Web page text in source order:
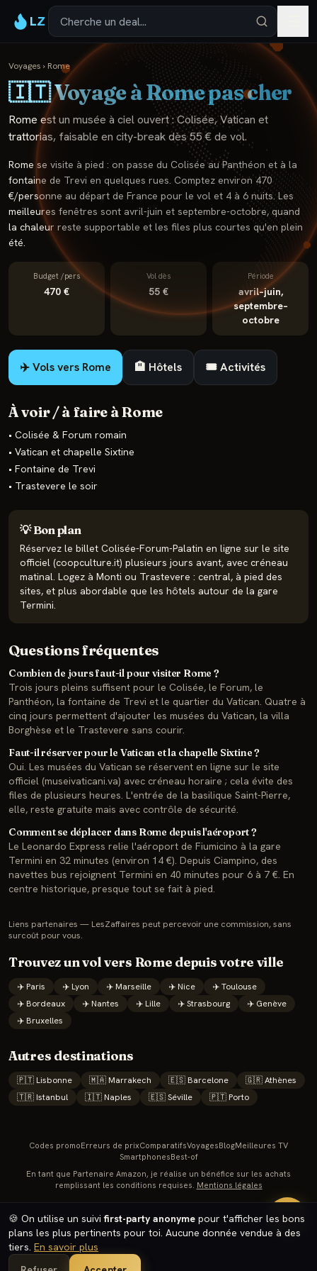
LZ
Voyages › Rome
🇮🇹Voyage àRomepas cher
Rome est un musée à ciel ouvert : Colisée, Vatican et
trattorias, faisable en city-break dès 55 € de vol.
Rome se visite à pied : on passe du Colisée au Panthéon et à la
fontaine de Trevi en quelques rues. Comptez environ 470
€/personne au départ de France pour le vol et 4 à 6 nuits. Les
meilleures fenêtres sont avril-juin et septembre-octobre, quand
la chaleur reste supportable et les files plus courtes qu'en plein
été.
Budget /pers
470 €
Vol dès
55 €
Période
avril–juin,
septembre–
octobre
✈️ Vols vers Rome 🏨 Hôtels 🎟️ Activités
À voir / à faire àRome
• Colisée & Forum romain
• Vatican et chapelle Sixtine
• Fontaine de Trevi
• Trastevere le soir
💡 Bon plan
Réservez le billet Colisée-Forum-Palatin en ligne sur le site
officiel (coopculture.it) plusieurs jours avant, avec créneau
matinal. Logez à Monti ou Trastevere : central, à pied des
sites, et plus abordable que les hôtels autour de la gare
Termini.
Questions fréquentes
Combien de jours faut-il pour visiter Rome ?
Trois jours pleins suffisent pour le Colisée, le Forum, le
Panthéon, la fontaine de Trevi et le quartier du Vatican. Quatre à
cinq jours permettent d'ajouter les musées du Vatican, la villa
Borghèse et le Trastevere sans courir.
Faut-il réserver pour le Vatican et la chapelle Sixtine ?
Oui. Les musées du Vatican se réservent en ligne sur le site
officiel (museivaticani.va) avec créneau horaire ; cela évite des
files de plusieurs heures. L'entrée de la basilique Saint-Pierre,
elle, reste gratuite mais avec contrôle de sécurité.
Comment se déplacer dans Rome depuis l'aéroport ?
Le Leonardo Express relie l'aéroport de Fiumicino à la gare
Termini en 32 minutes (environ 14 €). Depuis Ciampino, des
navettes bus rejoignent Termini en 40 minutes pour 6 à 7 €. En
centre historique, presque tout se fait à pied.
Liens partenaires — LesZaffaires peut percevoir une commission, sans
surcoût pour vous.
Trouvez un vol vers Rome depuis votre ville
✈️ Paris ✈️ Lyon ✈️ Marseille ✈️ Nice ✈️Toulouse
✈️ Bordeaux ✈️ Nantes ✈️ Lille ✈️Strasbourg ✈️ Genève
✈️ Bruxelles
Autres destinations
🇵🇹 Lisbonne 🇲🇦 Marrakech 🇪🇸 Barcelone 🇬🇷Athènes
🇹🇷 Istanbul 🇮🇹 Naples 🇪🇸Séville 🇵🇹 Porto
🔥
🍪 On utilise un suivifirst-party anonyme pour t'afficher les bons
plans les plus pertinents pour toi. Aucune donnée vendue à des
tiers. En savoir plus
Codes promoErreurs de prixComparatifsVoyagesBlogMeilleures TV
SmartphonesBest-of
En tant que Partenaire Amazon, je réalise un bénéfice sur les achats
remplissant les conditions requises. Mentions légales